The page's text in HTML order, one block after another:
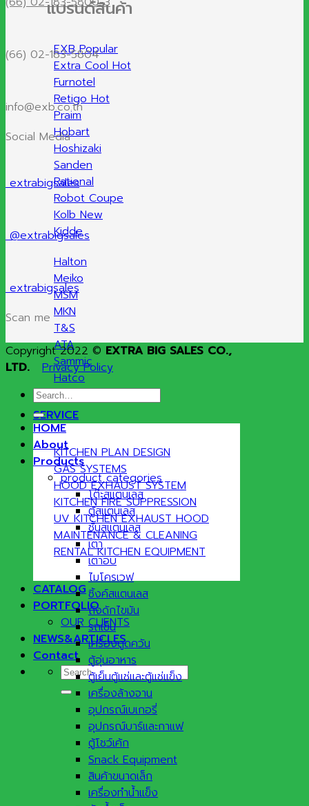
แบรนด์สินค้า
EXB
Extra Cool
Furnotel
Retigo
Praim
Hobart
Hoshizaki
Sanden
Rational
Robot Coupe
Kolb
Kidde
Halton
Meiko
MSM
MKN
T&S
ATA
Sammic
Hatco
SERVICE
KITCHEN PLAN DESIGN
GAS SYSTEMS
HOOD EXHAUST SYSTEM
KITCHEN FIRE SUPPRESSION
UV KITCHEN EXHAUST HOOD
MAINTENANCE & CLEANING
RENTAL KITCHEN EQUIPMENT
CATALOG
PORTFOLIO
OUR CLIENTS
NEWS&ARTICLES
Contact
Search
for:
(66) 02-183-5804
info@exb.co.th
Social Media
extrabigsales
@extrabigsales
extrabigsales
Scan me
Copyright 2022 © EXTRA BIG SALES CO.,
LTD.
Privacy Policy
Search
for:
HOME
About
Products
product categories
โต๊ะสแตนเลส
ตู้สแตนเลส
ชั้นสแตนเลส
เตา
เตาอบ
ไมโครเวฟ
ซิ้งค์สแตนเลส
ถังดักไขมัน
รถเข็น
เครื่องดูดควัน
ตู้อุ่นอาหาร
ตู้เย็นตู้แช่และตู้แช่แข็ง
เครื่องล้างจาน
อุปกรณ์เบเกอรี่
อุปกรณ์บาร์และกาแฟ
ตู้โชว์เค้ก
Snack Equipment
สินค้าขนาดเล็ก
เครื่องทำน้ำแข็ง